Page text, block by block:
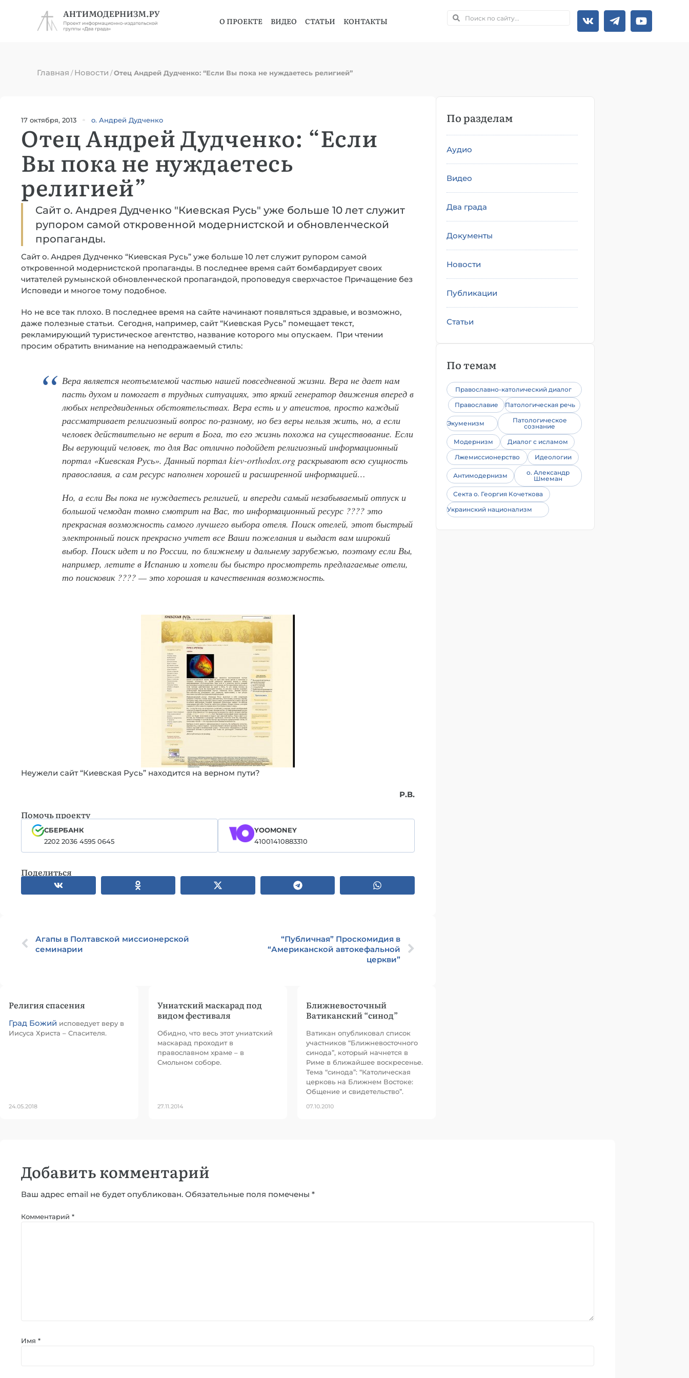
О ПРОЕКТЕ ВИДЕО СТАТЬИ КОНТАКТЫ
Главная /Новости /Отец Андрей Дудченко: “Если Вы пока не нуждаетесь религией”
17 октября, 2013 о. Андрей Дудченко
Отец Андрей Дудченко: “Если
Вы пока не нуждаетесь
религией”
Сайт о. Андрея Дудченко "Киевская Русь" уже больше 10 лет служит
рупором самой откровенной модернистской и обновленческой
пропаганды.
Сайт о. Андрея Дудченко “Киевская Русь” уже больше 10 лет служит рупором самой
откровенной модернистской пропаганды. В последнее время сайт бомбардирует своих
читателей румынской обновленческой пропагандой, проповедуя сверхчастое Причащение без
Исповеди и многое тому подобное.
Но не все так плохо. В последнее время на сайте начинают появляться здравые, и возможно,
даже полезные статьи. Сегодня, например, сайт “Киевская Русь” помещает текст,
рекламирующий туристическое агентство, название которого мы опускаем. При чтении
просим обратить внимание на неподражаемый стиль:
Вера является неотъемлемой частью нашей повседневной жизни. Вера не дает нам
пасть духом и помогает в трудных ситуациях, это яркий генератор движения вперед в
любых непредвиденных обстоятельствах. Вера есть и у атеистов, просто каждый
рассматривает религиозный вопрос по-разному, но без веры нельзя жить, но, а если
человек действительно не верит в Бога, то его жизнь похожа на существование. Если
Вы верующий человек, то для Вас отлично подойдет религиозный информационный
портал «Киевская Русь». Данный портал kiev-orthodox.org раскрывают всю сущность
православия, а сам ресурс наполнен хорошей и расширенной информацией…
Но, а если Вы пока не нуждаетесь религией, и впереди самый незабываемый отпуск и
большой чемодан томно смотрит на Вас, то информационный ресурс ???? это
прекрасная возможность самого лучшего выбора отеля. Поиск отелей, этот быстрый
электронный поиск прекрасно учтет все Ваши пожелания и выдаст вам широкий
выбор. Поиск идет и по России, по ближнему и дальнему зарубежью, поэтому если Вы,
например, летите в Испанию и хотели бы быстро просмотреть предлагаемые отели,
то поисковик ???? — это хорошая и качественная возможность.
Неужели сайт “Киевская Русь” находится на верном пути?
Р.В.
Помочь проекту
СБЕРБАНК
2202 2036 4595 0645
YOOMONEY
41001410883310
Поделиться
Агапы в Полтавской миссионерской
семинарии
“Публичная” Проскомидия в
“Американской автокефальной
церкви”
Религия спасения
Град Божий исповедует веру в
Иисуса Христа – Спасителя.
24.05.2018
Униатский маскарад под
видом фестиваля
Обидно, что весь этот униатский
маскарад проходит в
православном храме – в
Смольном соборе.
27.11.2014
Ближневосточный
Ватиканский “синод”
Ватикан опубликовал список
участников “Ближневосточного
синода”, который начнется в
Риме в ближайшее воскресенье.
Тема “синода”: “Католическая
церковь на Ближнем Востоке:
Общение и свидетельство”.
07.10.2010
По разделам
Аудио
Видео
Два града
Документы
Новости
Публикации
Статьи
По темам
Православно-католический диалог
Православие
Патологическая речь
Экуменизм
Патологическое
сознание
Модернизм
Диалог с исламом
Лжемиссионерство
Идеологии
Антимодернизм
о. Александр
Шмеман
Секта о. Георгия Кочеткова
Украинский национализм
Добавить комментарий
Ваш адрес email не будет опубликован. Обязательные поля помечены *
Комментарий *
Имя *